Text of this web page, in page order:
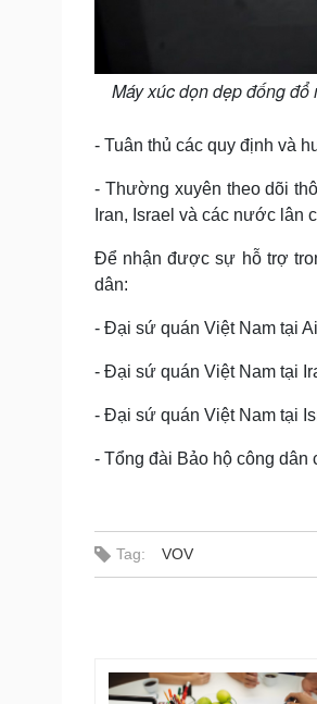
Máy xúc dọn dẹp đống
- Tuân thủ các quy định và
- Thường xuyên theo dõi
Iran, Israel và các nước lân
Để nhận được sự hỗ trợ
dân:
- Đại sứ quán Việt Nam tại
- Đại sứ quán Việt Nam tại
- Đại sứ quán Việt Nam tại
- Tổng đài Bảo hộ công dân
Tag: VOV